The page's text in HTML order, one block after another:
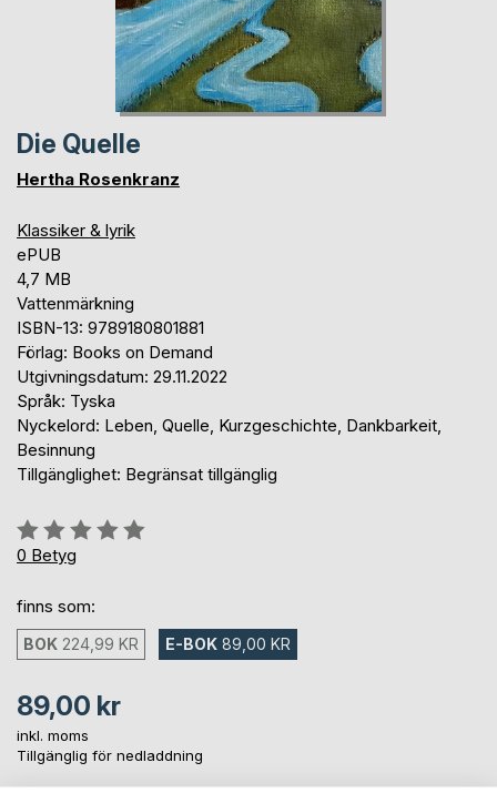
Die Quelle
Hertha Rosenkranz
Klassiker & lyrik
ePUB
4,7 MB
Vattenmärkning
ISBN-13: 9789180801881
Förlag: Books on Demand
Utgivningsdatum: 29.11.2022
Språk: Tyska
Nyckelord: Leben, Quelle, Kurzgeschichte, Dankbarkeit,
Besinnung
Tillgänglighet: Begränsat tillgänglig
Betyg::
0%
0 Betyg
finns som:
BOK 224,99 KR E-BOK 89,00 KR
89,00 kr
inkl. moms
Tillgänglig för nedladdning